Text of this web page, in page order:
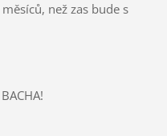
než zas bude s